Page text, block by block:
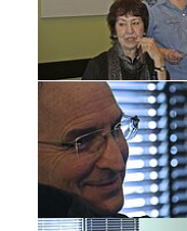
Show larger